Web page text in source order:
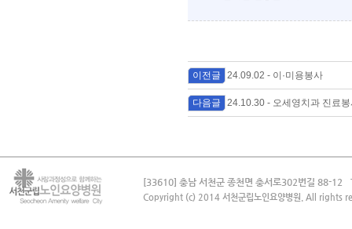
이전글 24.09.02 - 이·미용봉사
다음글 24.10.30 - 오세영치과 진료
[33610] 충남 서천군 종천면 충서로302번길 88-12
Copyright (c) 2014 서천군립노인요양병원. All rights